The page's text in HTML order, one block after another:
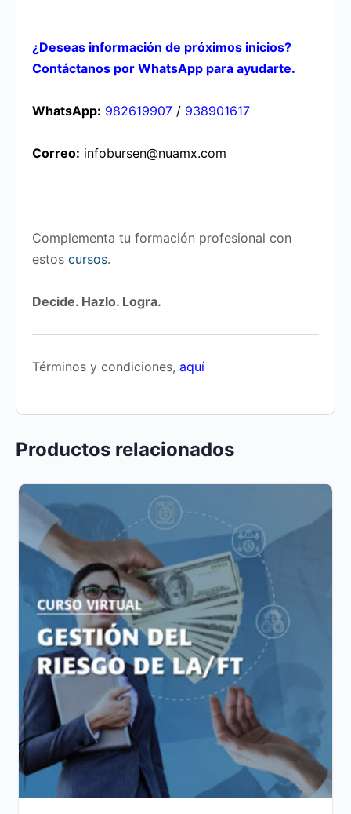
¿Deseas información de próximos inicios?
Contáctanos por WhatsApp para ayudarte.
WhatsApp: 982619907 / 938901617
Correo: infobursen@nuamx.com
Complementa tu formación profesional con
estos cursos.
Decide. Hazlo. Logra.
Términos y condiciones, aquí
Productos relacionados